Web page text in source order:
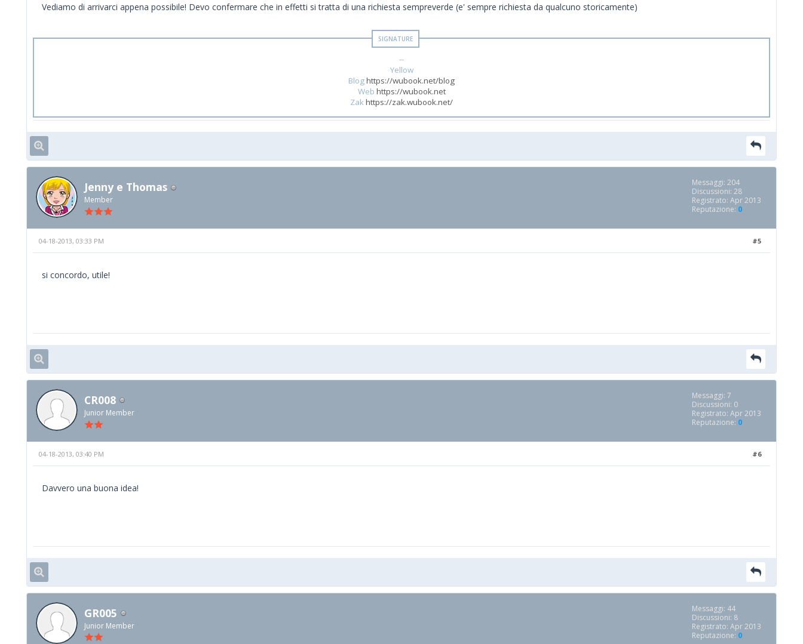
Vediamo di arrivarci appena possibile! Devo confermare che in effetti si tratta di una richiesta sempreverde (e' sempre richiesta da qualcuno storicamente)
--
Yellow
Bloghttps://wubook.net/blog
Web https://wubook.net
Zakhttps://zak.wubook.net/
Jenny e Thomas
Member
Messaggi: 204
Discussioni: 28
Registrato: Apr 2013
Reputazione: 0
#5
04-18-2013, 03:33 PM
si concordo, utile!
CR008
Junior Member
Messaggi: 7
Discussioni: 0
Registrato: Apr 2013
Reputazione: 0
#6
04-18-2013, 03:40 PM
Davvero una buona idea!
GR005
Junior Member
Messaggi: 44
Discussioni: 8
Registrato: Apr 2013
Reputazione: 0